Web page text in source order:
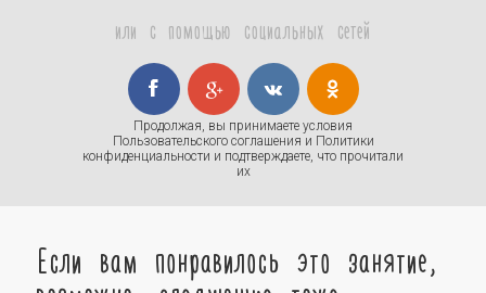
или с помощью социальных сетей
Продолжая, вы принимаете условия
Пользовательского соглашения и Политики
конфиденциальности и подтверждаете, что прочитали
их
Если вам понравилось это занятие,